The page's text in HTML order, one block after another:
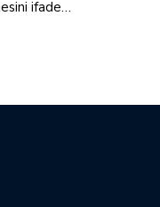
ifade…